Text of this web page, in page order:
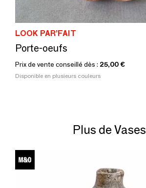
LOOK PAR’FAIT
Porte-oeufs
Prix de vente conseillé dès : 25,00 €
Disponible en plusieurs couleurs
Plus de Vases